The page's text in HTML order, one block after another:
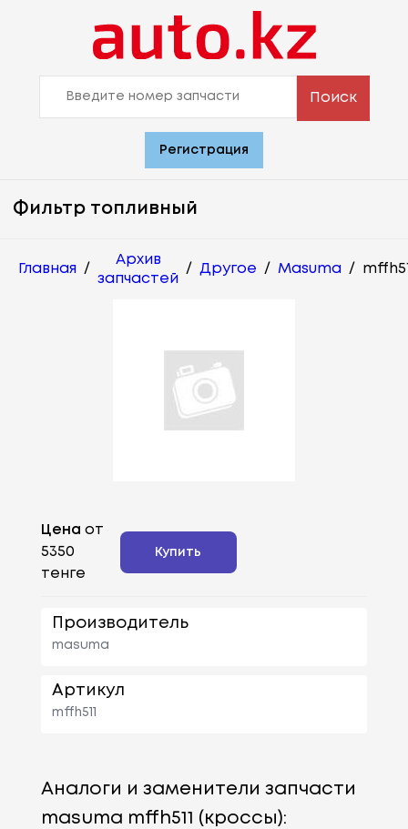
Поиск
Регистрация
Фильтр топливный
Главная /
Архив
запчастей
/ Другое / Masuma /
Цена от
5350
тенге
Купить
Производитель
masuma
Артикул
mffh511
Аналоги и заменители запчасти
masuma mffh511 (кроссы):